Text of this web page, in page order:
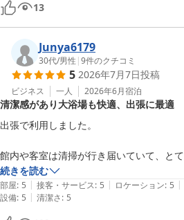
13
Junya6179
30代/男性 |9件のクチコミ
5 2026年7月7日投稿
ビジネス 一人 2026年6月宿泊
清潔感があり大浴場も快適、出張に最適
出張で利用しました。
館内や客室は清掃が行き届いていて、と
過ごすことができました。大浴場もゆっ
っかり癒やせました。
スタッフの皆さんの対応も丁寧で親切だ
続きを読む
部屋: 5 | 接客・サービス: 5 | ロケーション: 5 |
設備: 5 | 清潔さ: 5